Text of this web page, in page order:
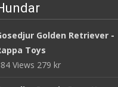
Golden Retriever -
Toys
Views 279 kr